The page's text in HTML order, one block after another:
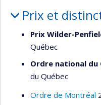
Prix et
Prix Wilder-
Québec
Ordre national du
du Québec
Ordre de Montréal